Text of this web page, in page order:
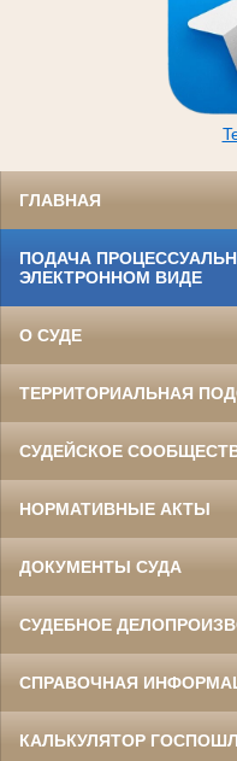
ГЛАВНАЯ
ПОДАЧА
ЭЛЕКТРОННОМ ВИДЕ
О СУДЕ
ТЕРРИТОРИАЛЬНАЯ
СУДЕЙСКОЕ
НОРМАТИВНЫЕ АКТЫ
ДОКУМЕНТЫ СУДА
СУДЕБНОЕ
СПРАВОЧНАЯ
КАЛЬКУЛЯТОР